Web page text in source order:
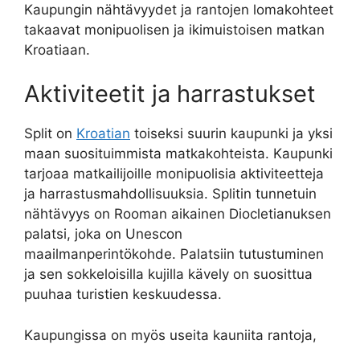
Kaupungin nähtävyydet ja rantojen lomakohteet
takaavat monipuolisen ja ikimuistoisen matkan
Kroatiaan.
Aktiviteetit ja harrastukset
Split on Kroatian toiseksi suurin kaupunki ja yksi
maan suosituimmista matkakohteista. Kaupunki
tarjoaa matkailijoille monipuolisia aktiviteetteja
ja harrastusmahdollisuuksia. Splitin tunnetuin
nähtävyys on Rooman aikainen Diocletianuksen
palatsi, joka on Unescon
maailmanperintökohde. Palatsiin tutustuminen
ja sen sokkeloisilla kujilla kävely on suosittua
puuhaa turistien keskuudessa.
Kaupungissa on myös useita kauniita rantoja,